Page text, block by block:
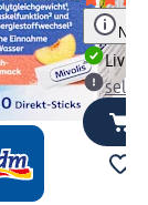
Notă